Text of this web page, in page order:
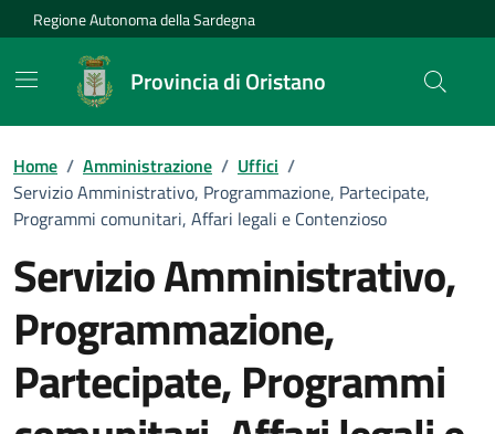
Vai ai contenuti
Vai al Footer
Regione Autonoma della Sardegna
Provincia di Oristano
Home / Amministrazione / Uffici /
Servizio Amministrativo, Programmazione, Partecipate,
Programmi comunitari, Affari legali e Contenzioso
Servizio Amministrativo,
Programmazione,
Partecipate, Programmi